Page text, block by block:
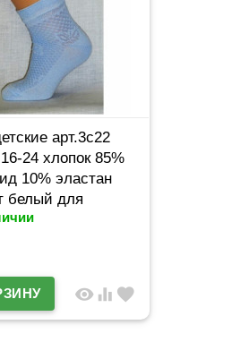
арт.3с22
24 хлопок 85%
10% эластан
белый для
(Юстатекс)
visibility equalizer favorite